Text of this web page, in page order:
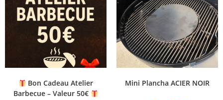
Bon Cadeau Atelier
Barbecue – Valeur 50€
Mini Plancha ACIER NOIR